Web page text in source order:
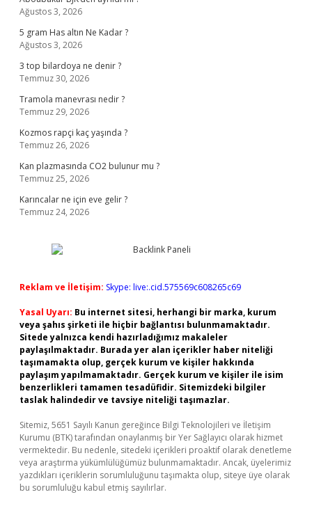
Ağustos 3, 2026
5 gram Has altın Ne Kadar ?
Ağustos 3, 2026
3 top bilardoya ne denir ?
Temmuz 30, 2026
Tramola manevrası nedir ?
Temmuz 29, 2026
Kozmos rapçi kaç yaşında ?
Temmuz 26, 2026
Kan plazmasında CO2 bulunur mu ?
Temmuz 25, 2026
Karıncalar ne için eve gelir ?
Temmuz 24, 2026
Reklam ve İletişim: Skype: live:.cid.575569c608265c69
Yasal Uyarı: Bu internet sitesi, herhangi bir marka, kurum
veya şahıs şirketi ile hiçbir bağlantısı bulunmamaktadır.
Sitede yalnızca kendi hazırladığımız makaleler
paylaşılmaktadır. Burada yer alan içerikler haber niteliği
taşımamakta olup, gerçek kurum ve kişiler hakkında
paylaşım yapılmamaktadır. Gerçek kurum ve kişiler ile isim
benzerlikleri tamamen tesadüfidir. Sitemizdeki bilgiler
taslak halindedir ve tavsiye niteliği taşımazlar.
Sitemiz, 5651 Sayılı Kanun gereğince Bilgi Teknolojileri ve İletişim
Kurumu (BTK) tarafından onaylanmış bir Yer Sağlayıcı olarak hizmet
vermektedir. Bu nedenle, sitedeki içerikleri proaktif olarak denetleme
veya araştırma yükümlülüğümüz bulunmamaktadır. Ancak, üyelerimiz
yazdıkları içeriklerin sorumluluğunu taşımakta olup, siteye üye olarak
bu sorumluluğu kabul etmiş sayılırlar.